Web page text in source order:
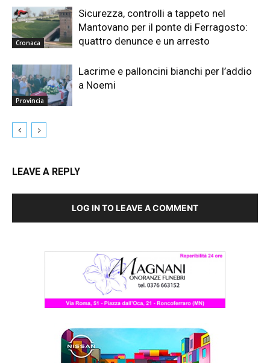
Cronaca
Sicurezza, controlli a tappeto nel
Mantovano per il ponte di Ferragosto:
quattro denunce e un arresto
Provincia
Lacrime e palloncini bianchi per l’addio
a Noemi
LEAVE A REPLY
LOG IN TO LEAVE A COMMENT